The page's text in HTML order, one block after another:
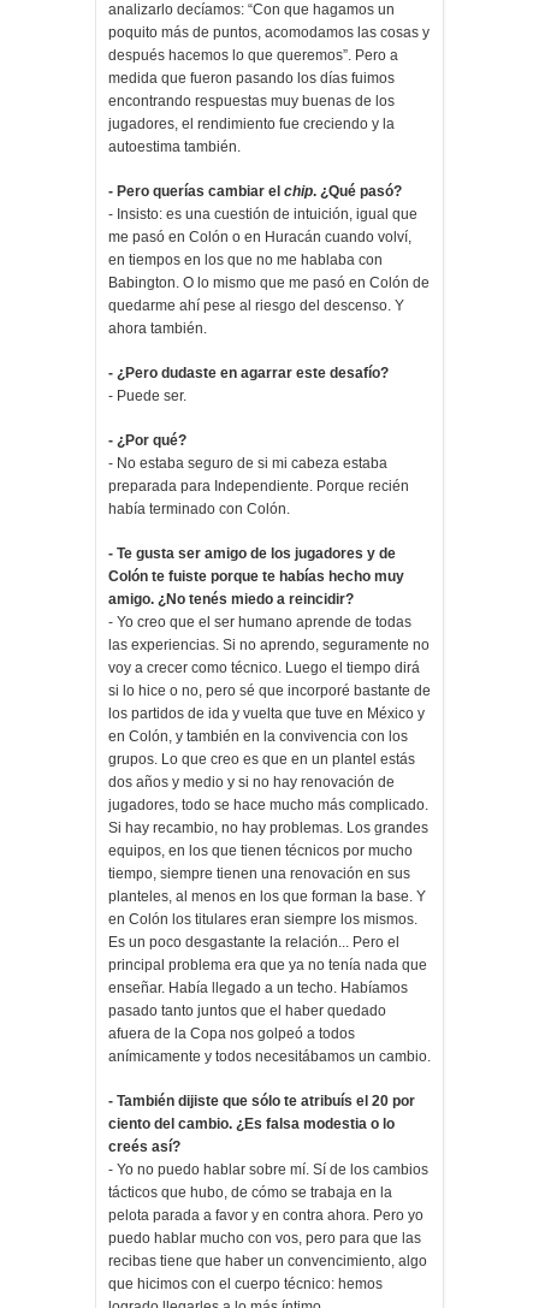
analizarlo decíamos: “Con que hagamos un
poquito más de puntos, acomodamos las cosas y
después hacemos lo que queremos”. Pero a
medida que fueron pasando los días fuimos
encontrando respuestas muy buenas de los
jugadores, el rendimiento fue creciendo y la
autoestima también.
- Pero querías cambiar el chip. ¿Qué pasó?
- Insisto: es una cuestión de intuición, igual que
me pasó en Colón o en Huracán cuando volví,
en tiempos en los que no me hablaba con
Babington. O lo mismo que me pasó en Colón de
quedarme ahí pese al riesgo del descenso. Y
ahora también.
- ¿Pero dudaste en agarrar este desafío?
- Puede ser.
- ¿Por qué?
- No estaba seguro de si mi cabeza estaba
preparada para Independiente. Porque recién
había terminado con Colón.
- Te gusta ser amigo de los jugadores y de
Colón te fuiste porque te habías hecho muy
amigo. ¿No tenés miedo a reincidir?
- Yo creo que el ser humano aprende de todas
las experiencias. Si no aprendo, seguramente no
voy a crecer como técnico. Luego el tiempo dirá
si lo hice o no, pero sé que incorporé bastante de
los partidos de ida y vuelta que tuve en México y
en Colón, y también en la convivencia con los
grupos. Lo que creo es que en un plantel estás
dos años y medio y si no hay renovación de
jugadores, todo se hace mucho más complicado.
Si hay recambio, no hay problemas. Los grandes
equipos, en los que tienen técnicos por mucho
tiempo, siempre tienen una renovación en sus
planteles, al menos en los que forman la base. Y
en Colón los titulares eran siempre los mismos.
Es un poco desgastante la relación... Pero el
principal problema era que ya no tenía nada que
enseñar. Había llegado a un techo. Habíamos
pasado tanto juntos que el haber quedado
afuera de la Copa nos golpeó a todos
anímicamente y todos necesitábamos un cambio.
- También dijiste que sólo te atribuís el 20 por
ciento del cambio. ¿Es falsa modestia o lo
creés así?
- Yo no puedo hablar sobre mí. Sí de los cambios
tácticos que hubo, de cómo se trabaja en la
pelota parada a favor y en contra ahora. Pero yo
puedo hablar mucho con vos, pero para que las
recibas tiene que haber un convencimiento, algo
que hicimos con el cuerpo técnico: hemos